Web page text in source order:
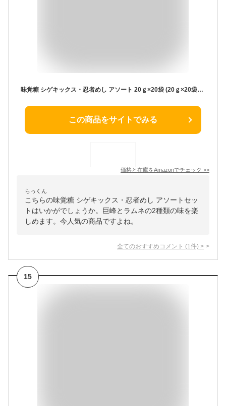
味覚糖 シゲキックス・忍者めし アソート 20ｇ×20袋 (20ｇ×20袋（巨峰10袋+ラムネ10袋）)
この商品をサイトでみる
価格と在庫をAmazonでチェック >>
らっくん
こちらの味覚糖 シゲキックス・忍者めし アソートセッ
トはいかがでしょうか。巨峰とラムネの2種類の味を楽
しめます。今人気の商品ですよね。
全てのおすすめコメント (1 件) >
15